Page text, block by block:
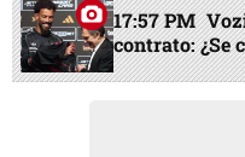
17:57 PM
contrato: ¿Se